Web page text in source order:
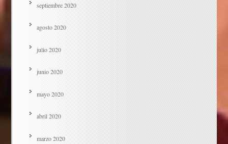
septiembre 2020
agosto 2020
julio 2020
junio 2020
mayo 2020
abril 2020
marzo 2020